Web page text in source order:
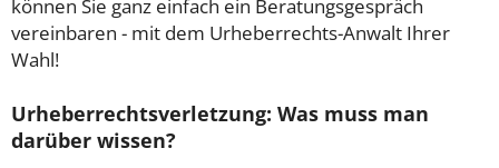
können Sie ganz einfach ein Beratungsgespräch
vereinbaren - mit dem Urheberrechts-Anwalt Ihrer
Wahl!
Urheberrechtsverletzung: Was muss man
darüber wissen?